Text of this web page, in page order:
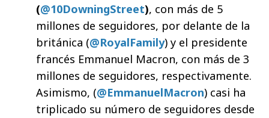
(@10DowningStreet), con más de 5
millones de seguidores, por delante de la
británica (@RoyalFamily) y el presidente
francés Emmanuel Macron, con más de 3
millones de seguidores, respectivamente.
Asimismo, (@EmmanuelMacron) casi ha
triplicado su número de seguidores desde